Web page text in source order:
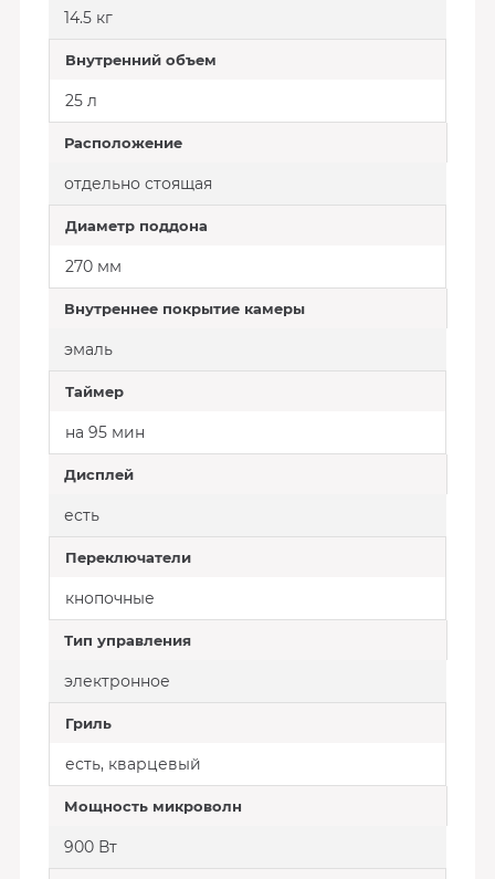
14.5 кг
Внутренний объем
25 л
Расположение
отдельно стоящая
Диаметр поддона
270 мм
Внутреннее покрытие камеры
эмаль
Таймер
на 95 мин
Дисплей
есть
Переключатели
кнопочные
Тип управления
электронное
Гриль
есть, кварцевый
Мощность микроволн
900 Вт